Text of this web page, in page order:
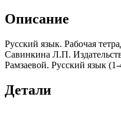
класс
Т.Г.
Савинкина
Л.П.
Описание
Русский язык. Рабочая
Савинкина Л.П.
Рамзаевой. Русский язык (1-
Детали